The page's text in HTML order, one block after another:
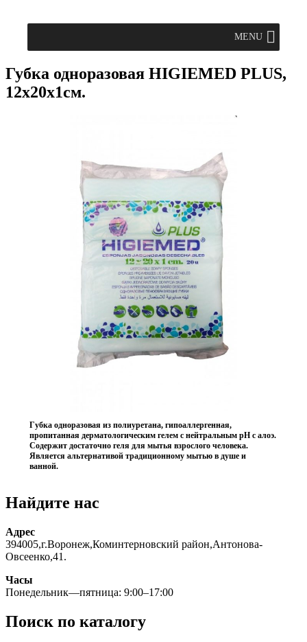
MENU
Губка одноразовая HIGIEMED PLUS,
12х20х1см.
Губка одноразовая из полиуретана, гипоаллергенная,
пропитанная дерматологическим гелем с нейтральным pH с алоэ.
Содержит достаточно геля для мытья взрослого человека.
Является альтернативой традиционному мытью в душе и
ванной.
Найдите нас
Адрес
394005,г.Воронеж,Коминтерновский район,Антонова-
Овсеенко,41.
Часы
Понедельник—пятница: 9:00–17:00
Поиск по каталогу